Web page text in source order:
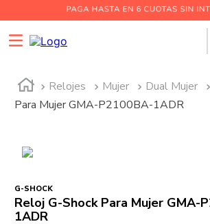
Relojes Mujer Dual Mujer
Para Mujer GMA-P2100BA-1ADR
G-SHOCK
Reloj G-Shock Para Mujer GMA-
1ADR